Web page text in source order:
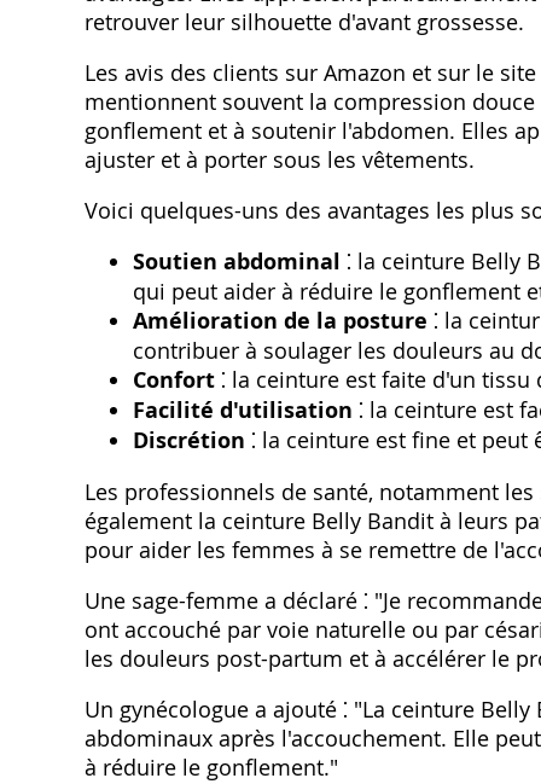
retrouver leur silhouette d'avant grossesse.
Les avis des clients sur Amazon et sur le
mentionnent souvent la compression
gonflement et à soutenir l'abdomen. Elles
ajuster et à porter sous les vêtements.
Voici quelques-uns des avantages les plus
Soutien abdominal ⁚ la ceinture Belly
qui peut aider à réduire le gonflement
Amélioration de la posture ⁚ la
contribuer à soulager les douleurs au
Confort ⁚ la ceinture est faite d'un
Facilité d'utilisation ⁚ la ceinture est
Discrétion ⁚ la ceinture est fine et
Les professionnels de santé, notamment
également la ceinture Belly Bandit à leurs
pour aider les femmes à se remettre de
Une sage-femme a déclaré ⁚ "Je
ont accouché par voie naturelle ou par
les douleurs post-partum et à accélérer le
Un gynécologue a ajouté ⁚ "La ceinture
abdominaux après l'accouchement. Elle
à réduire le gonflement."